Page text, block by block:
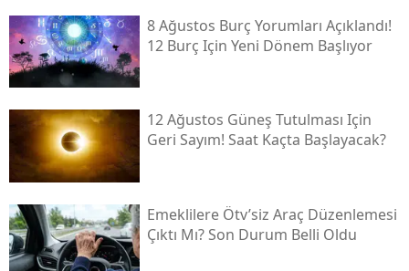
8 Ağustos Burç Yorumları Açıklandı!
12 Burç Için Yeni Dönem Başlıyor
12 Ağustos Güneş Tutulması Için
Geri Sayım! Saat Kaçta Başlayacak?
Emeklilere Ötv’siz Araç Düzenlemesi
Çıktı Mı? Son Durum Belli Oldu